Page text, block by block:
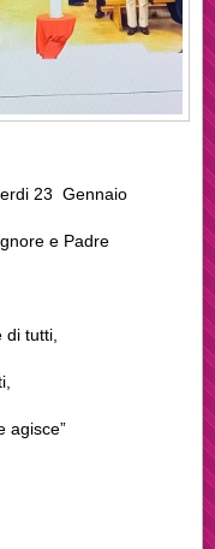
Gennaio
Padre
di tutti,
agisce”